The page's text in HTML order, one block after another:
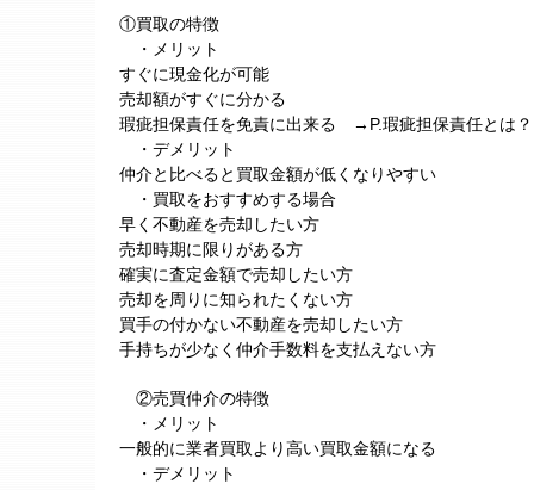
①買取の特徴
・メリット
すぐに現金化が可能
売却額がすぐに分かる
瑕疵担保責任を免責に出来る →P.瑕疵担保責任とは？
・デメリット
仲介と比べると買取金額が低くなりやすい
・買取をおすすめする場合
早く不動産を売却したい方
売却時期に限りがある方
確実に査定金額で売却したい方
売却を周りに知られたくない方
買手の付かない不動産を売却したい方
手持ちが少なく仲介手数料を支払えない方
②売買仲介の特徴
・メリット
一般的に業者買取より高い買取金額になる
・デメリット